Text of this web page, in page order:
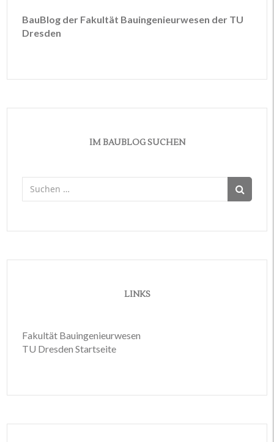
BauBlog der Fakultät Bauingenieurwesen der TU
Dresden
IM BAUBLOG SUCHEN
Suchen
nach:
LINKS
Fakultät Bauingenieurwesen
TU Dresden Startseite